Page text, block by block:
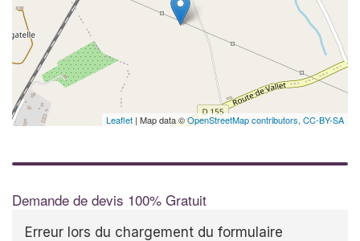
Leaflet | Map data ©OpenStreetMap contributors, CC-BY-SA
Demande de devis 100% Gratuit
Erreur lors du chargement du formulaire